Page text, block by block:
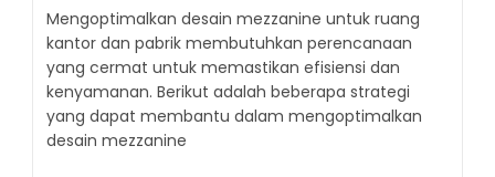
Mengoptimalkan desain mezzanine untuk ruang
kantor dan pabrik membutuhkan perencanaan
yang cermat untuk memastikan efisiensi dan
kenyamanan. Berikut adalah beberapa strategi
yang dapat membantu dalam mengoptimalkan
desain mezzanine